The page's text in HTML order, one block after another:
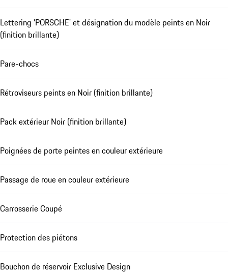
Lettering 'PORSCHE' et désignation du modèle peints en Noir
(finition brillante)
Pare-chocs
Rétroviseurs peints en Noir (finition brillante)
Pack extérieur Noir (finition brillante)
Poignées de porte peintes en couleur extérieure
Passage de roue en couleur extérieure
Carrosserie Coupé
Protection des piétons
Bouchon de réservoir Exclusive Design